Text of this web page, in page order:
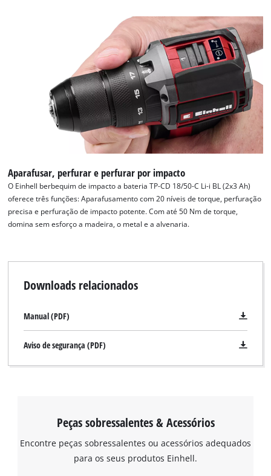
Aparafusar, perfurar e perfurar por impacto
O Einhell berbequim de impacto a bateria TP-CD 18/50-C Li-i BL (2x3 Ah)
oferece três funções: Aparafusamento com 20 níveis de torque, perfuração
precisa e perfuração de impacto potente. Com até 50 Nm de torque,
domina sem esforço a madeira, o metal e a alvenaria.
Downloads relacionados
Manual (PDF)
Aviso de segurança (PDF)
Peças sobressalentes & Acessórios
Encontre peças sobressalentes ou acessórios adequados
para os seus produtos Einhell.